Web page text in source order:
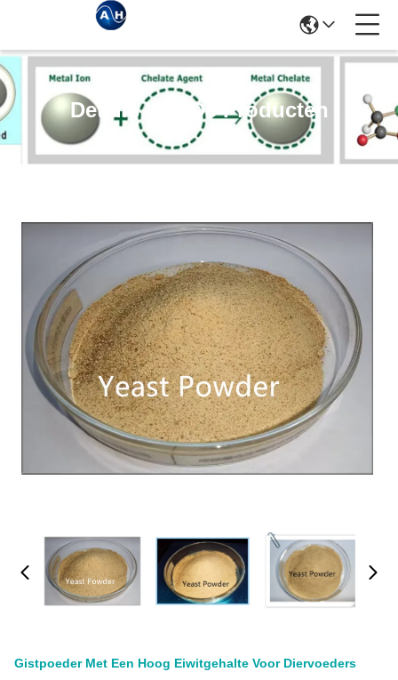
Details Van De Producten
Gistpoeder Met Een Hoog Eiwitgehalte Voor Diervoeders